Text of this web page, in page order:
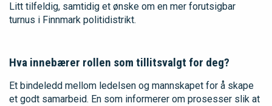
Litt tilfeldig, samtidig et ønske om en mer forutsigbar
turnus i Finnmark politidistrikt.
Hva innebærer rollen som tillitsvalgt for deg?
Et bindeledd mellom ledelsen og mannskapet for å skape
et godt samarbeid. En som informerer om prosesser slik at